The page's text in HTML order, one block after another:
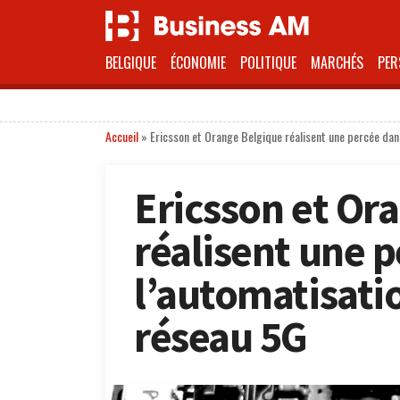
BELGIQUE ÉCONOMIE POLITIQUE MARCHÉS
Accueil» Ericsson et Orange Belgique réalisent une percée
Ericsson et
réalisent une
réseau 5G